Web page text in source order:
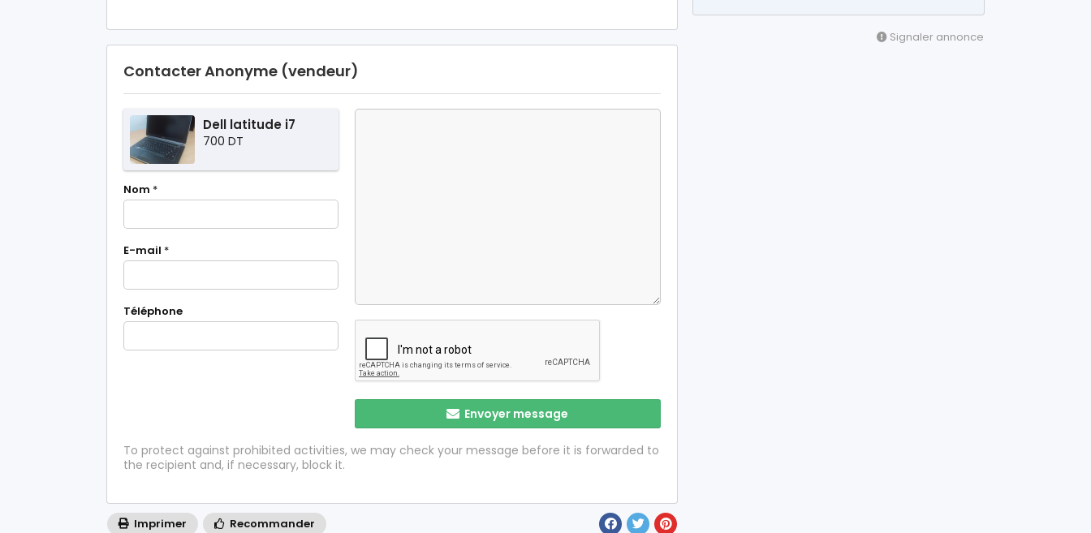
Contacter Anonyme (vendeur)
Dell latitude i7
700 DT
Nom *
E-mail *
Téléphone
Envoyer message
To protect against prohibited activities, we may check your message before it is forwarded to
the recipient and, if necessary, block it.
Imprimer Recommander
Signaler annonce